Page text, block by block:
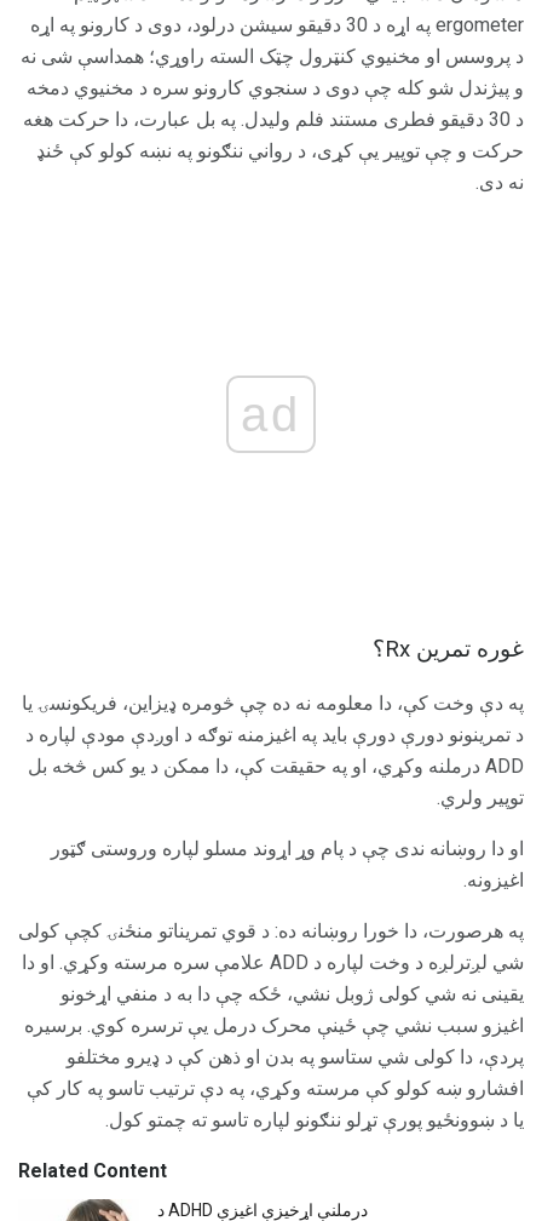
ergometer په اړه د 30 دقیقو سیشن درلود، دوی د کارونو په اړه
د پروسس او مخنیوي کنټرول چټک السته راوړي؛ همداسې شی نه
و پیژندل شو کله چې دوی د سنجوي کارونو سره د مخنیوي دمخه
د 30 دقیقو فطری مستند فلم ولیدل. په بل عبارت، دا حرکت هغه
حرکت و چې توپیر یې کړی، د رواني ننګونو په نښه کولو کې ځنډ
نه دی.
ad
غوره تمرین Rx؟
په دې وخت کې، دا معلومه نه ده چې څومره ډیزاین، فریکونسۍ یا
د تمرینونو دورې دورې باید په اغیزمنه توګه د اوږدې مودې لپاره د
ADD درملنه وکړي، او په حقیقت کې، دا ممکن د یو کس څخه بل
توپیر ولري.
او دا روښانه ندی چې د پام وړ اړوند مسلو لپاره وروستی ګټور
اغیزونه.
په هرصورت، دا خورا روښانه ده: د قوي تمریناتو منځنۍ کچې کولی
شي لږترلږه د وخت لپاره د ADD علامې سره مرسته وکړي. او دا
یقینی نه شي کولی ژوبل نشي، ځکه چې دا به د منفي اړخونو
اغیزو سبب نشي چې ځینې محرک درمل یې ترسره کوي. برسیره
پردې، دا کولی شي ستاسو په بدن او ذهن کې د ډیرو مختلفو
افشارو ښه کولو کې مرسته وکړي، په دې ترتیب تاسو په کار کې
یا د ښوونځیو پورې تړلو ننګونو لپاره تاسو ته چمتو کول.
Related Content
د ADHD درملنې اړخیزې اغیزې